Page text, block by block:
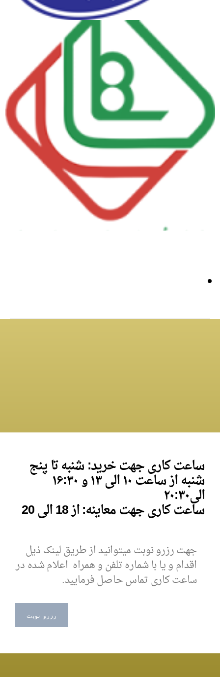
ساعت کاری جهت خرید: شنبه تا پنج
شنبه از ساعت ۱۰ الی ۱۳ و ۱۶:۳۰
الی ۲۰:۳۰
ساعت کاری جهت معاینه: از 18 الی 20
جهت رزرو نوبت میتوانید از طریق لینک ذیل
اقدام و یا با شماره تلفن و همراه اعلام شده در
ساعت کاری تماس حاصل فرمایید.
رزرو نوبت